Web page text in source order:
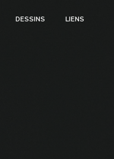
DESSINS LIENS